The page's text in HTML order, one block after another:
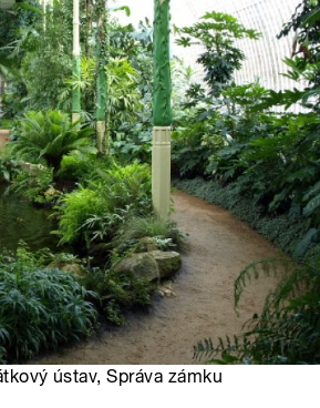
ústav, Správa zámku